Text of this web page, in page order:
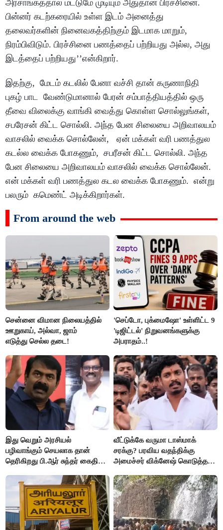
அரசாங்கத்தால் மட்டுமே முடியும் அதுதான் பிரச்சினை.
பின்னர் கடற்கரையில் உள்ள இடம் அனைத்து
தலைவர்களின் நினைவகத்திற்கும் இடமாக மாறும்,
நிரம்பிவிடும். பிரச்சினை பணத்தைப் பற்றியது அல்ல, அது
இடத்தைப் பற்றியது’’என்கிறார்.
இதற்கு, மேடம் கடலில் பேனா வச்சி தான் கருணாநிதி
புகழ் பாட வேண்டுமானால் பேரன் சம்பாத்தியத்தில் ஒரு
தீவை விலைக்கு வாங்கி வைத்து கொள்ள சொல்லுங்கள்,
சபரேசன் கிட்ட சொல்லி. அந்த பேன சிலையை அறிவாலயம்
வாசலில் வைக்க சொல்லேன், ஏன் மக்கள் வரி பணத்துல
கடல்ல வைக்க போகணும், சபரீசன் கிட்ட சொல்லி. அந்த
பேன சிலையை அறிவாலயம் வாசலில் வைக்க சொல்லேன்.
என் மக்கள் வரி பணத்துல கடல வைக்க போகணும். என்று
பலரும் கமெண்ட் அடிக்கிறார்கள்.
From around the web
சென்னை விமான நிலையத்தில்
ஊறுகாய், அல்வா, ஜாம்
எடுத்து செல்ல தடை!
'செப்டோ, புக்மைஷோ' உள்ளிட்ட 9
'டிஜிட்டல்' நிறுவனங்களுக்கு
அபராதம்..!
இது வெறும் அரசியல்
பழிவாங்கும் செயலாக தான்
தெரிகிறது பி.ஆர் சுந்தர் கைதிற்கு
வீட்டுக்கே வருமா டாஸ்மாக்
சரக்கு? பரவிய வதந்திக்கு
அமைச்சர் விக்னேஷ் கொடுத்த